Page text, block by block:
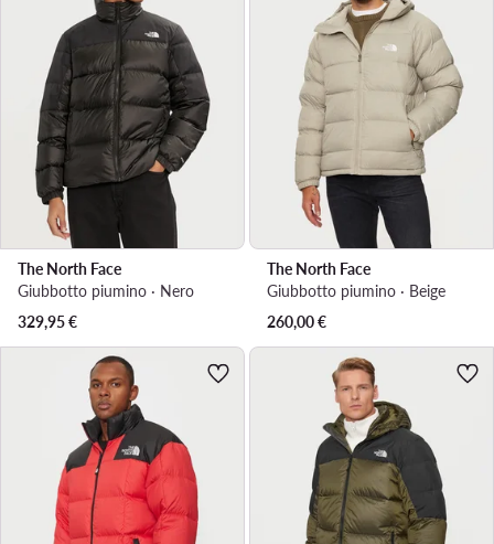
The North Face
Giubbotto piumino · Nero
329,95€
The North Face
Giubbotto piumino · Beige
260,00€